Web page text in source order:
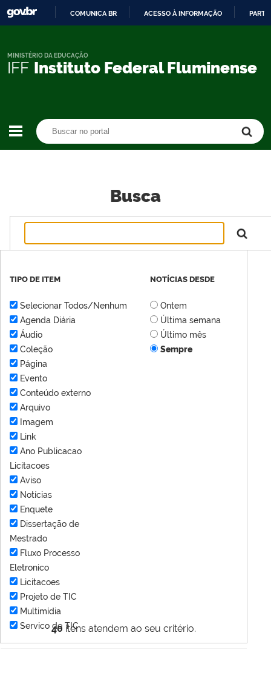
CONTEÚDO
COMUNICA BR ACESSO À INFORMAÇÃO
IFF Instituto Federal Fluminense
MINISTÉRIO DA EDUCAÇÃO
Busca
40 itens atendem ao seu critério.
TIPO DE ITEM
Selecionar Todos/Nenhum
Agenda Diária
Áudio
Coleção
Página
Evento
Conteúdo externo
Arquivo
Imagem
Link
Ano Publicacao
Licitacoes
Aviso
Notícias
Enquete
Dissertação de
Mestrado
Fluxo Processo
Eletronico
Licitacoes
Projeto de TIC
Multimídia
Servico de TIC
NOTÍCIAS DESDE
Ontem
Última semana
Último mês
Sempre